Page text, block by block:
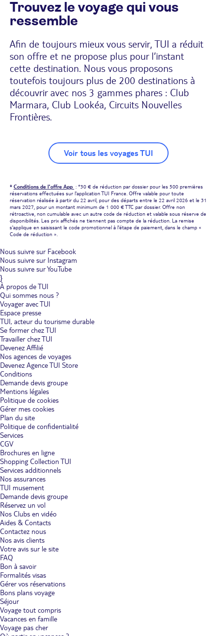
Trouvez le voyage qui vous
ressemble
Afin de toujours mieux vous servir, TUI a réduit
son offre et ne propose plus pour l’instant
cette destination. Nous vous proposons
toutefois toujours plus de 200 destinations à
découvrir avec nos 3 gammes phares : Club
Marmara, Club Lookéa, Circuits Nouvelles
Frontières.
Voir tous les voyages TUI
* Conditions de l'offre App : *30 € de réduction par dossier pour les 500 premières
réservations effectuées sur l'application TUI France. Offre valable pour toute
réservation réalisée à partir du 22 avril, pour des départs entre le 22 avril 2026 et le 31
mars 2027, pour un montant minimum de 1 000 € TTC par dossier. Offre non
rétroactive, non cumulable avec un autre code de réduction et valable sous réserve de
disponibilités. Les prix affichés ne tiennent pas compte de la réduction. La remise
s'applique en saisissant le code promotionnel à l'étape de paiement, dans le champ «
Code de réduction ».
Nous suivre sur Facebook
Nous suivre sur Instagram
Nous suivre sur YouTube
}
À propos de TUI
Qui sommes nous ?
Voyager avec TUI
Espace presse
TUI, acteur du tourisme durable
Se former chez TUI
Travailler chez TUI
Devenez Affilié
Nos agences de voyages
Devenez Agence TUI Store
Conditions
Demande devis groupe
Mentions légales
Politique de cookies
Gérer mes cookies
Plan du site
Politique de confidentialité
Services
CGV
Brochures en ligne
Shopping Collection TUI
Services additionnels
Nos assurances
TUI musement
Demande devis groupe
Réservez un vol
Nos Clubs en vidéo
Aides & Contacts
Contactez nous
Nos avis clients
Votre avis sur le site
FAQ
Bon à savoir
Formalités visas
Gérer vos réservations
Bons plans voyage
Séjour
Voyage tout compris
Vacances en famille
Voyage pas cher